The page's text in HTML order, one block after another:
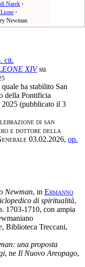
Narek ·
·
Newman
cit.
XIV su
ha stabilito San
della Pontificia
2025 (pubblicato il 3
di san
e dottore della
03.02.2026, op.
Newman, in Ermanno
di spiritualità,
1703-1710, con ampia
, Biblioteca Treccani,
una proposta
, ne Il Nuovo Areopago,